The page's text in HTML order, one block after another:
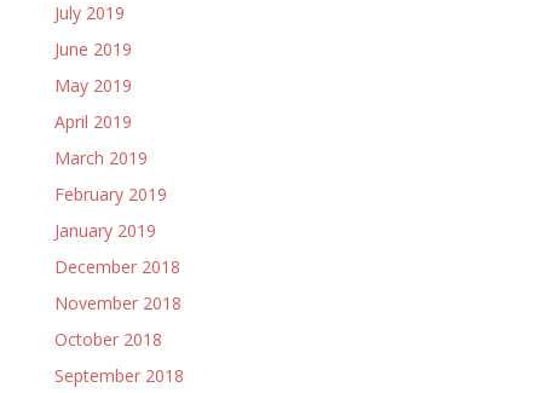
July 2019
June 2019
May 2019
April 2019
March 2019
February 2019
January 2019
December 2018
November 2018
October 2018
September 2018